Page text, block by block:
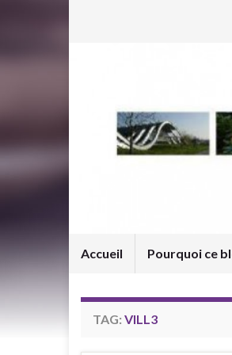
Accueil Pourquoi ce
TAG: VILL3